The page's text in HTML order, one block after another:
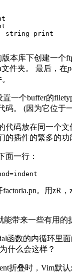
string print
本库下创建一个
件夹。 最后，在
一个buffer的
码。 (因为它位于
代码放在同一个文
的插件的繁多的功
面一行：
。用zR
能带来一些有用的
函数的内循环里
什么会这样？
折叠时，Vim默